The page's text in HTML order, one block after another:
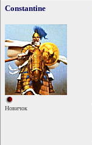
Constantine
Новичок